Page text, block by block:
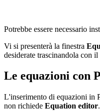
Potrebbe essere necessario
Vi si presenterà la finestra
desiderate trascinandola con
Le equazioni con
L'inserimento di equazioni in
non richiede Equation editor